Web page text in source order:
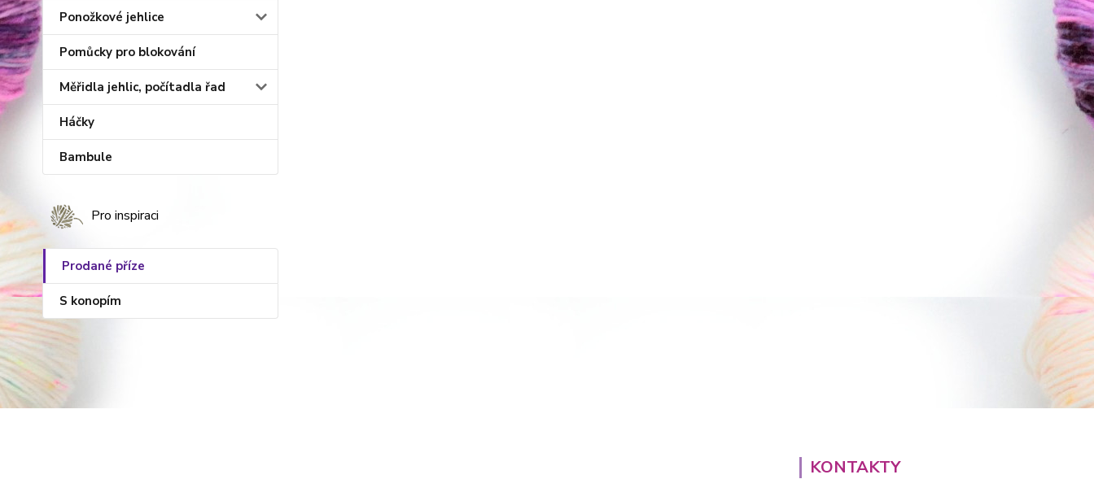
Ponožkové jehlice
Pomůcky pro blokování
Měřidla jehlic, počítadla řad
Háčky
Bambule
Pro inspiraci
Prodané příze
S konopím
KONTAKTY